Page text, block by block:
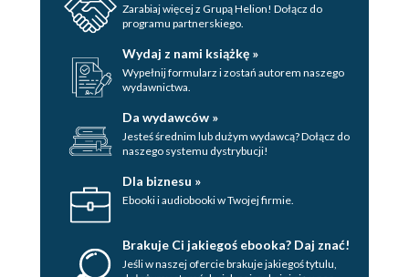
Zarabiaj więcej z Grupą Helion! Dołącz do
programu partnerskiego.
Wydaj z nami książkę »
Wypełnij formularz i zostań autorem naszego
wydawnictwa.
Da wydawców »
Jesteś średnim lub dużym wydawcą? Dołącz do
naszego systemu dystrybucji!
Dla biznesu »
Ebooki i audiobooki w Twojej firmie.
Brakuje Ci jakiegoś ebooka? Daj znać!
Jeśli w naszej ofercie brakuje jakiegoś tytulu,